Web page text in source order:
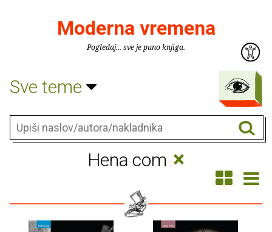
Moderna vremena
Pogledaj... sve je puno knjiga.
Sve teme
Hena com ×